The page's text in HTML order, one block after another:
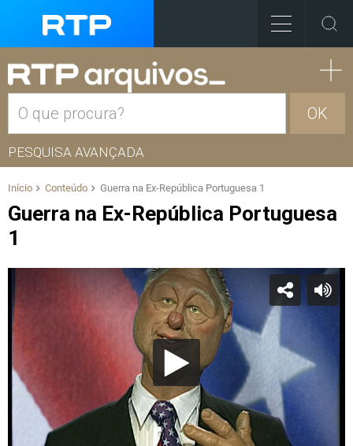
OK
PESQUISA AVANÇADA
Início Conteúdo Guerra na Ex-República Portuguesa 1
Guerra na Ex-República Portuguesa
1